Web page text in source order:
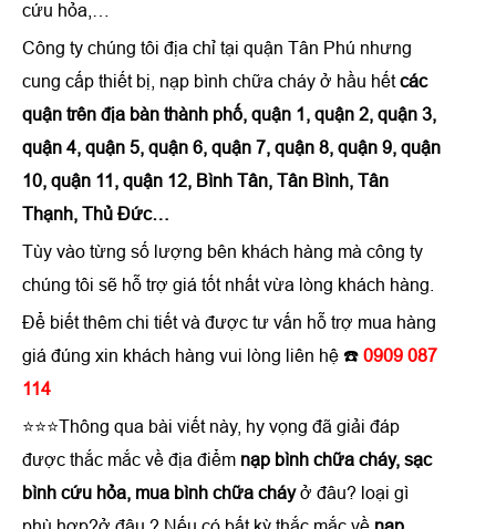
cứu hỏa,…
Công ty chúng tôi địa chỉ tại quận Tân Phú nhưng
cung cấp thiết bị, nạp bình chữa cháy ở hầu hếtcác
quận trên địa bàn thành phố, quận 1, quận 2, quận 3,
quận 4, quận 5, quận 6, quận 7, quận 8, quận 9, quận
10, quận 11, quận 12, Bình Tân, Tân Bình, Tân
Thạnh, Thủ Đức…
Tùy vào từng số lượng bên khách hàng mà công ty
chúng tôi sẽ hỗ trợ giá tốt nhất vừa lòng khách hàng.
Để biết thêm chi tiết và được tư vấn hỗ trợ mua hàng
giá đúng xin khách hàng vui lòng liên hệ ☎️ 0909 087
114
⭐⭐⭐Thông qua bài viết này, hy vọng đã giải đáp
được thắc mắc về địa điểm nạp bình chữa cháy, sạc
bình cứu hỏa, mua bình chữa cháyở đâu? loại gì